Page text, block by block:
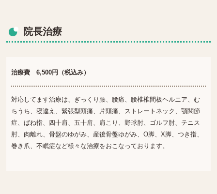
院長治療
治療費 6,500円（税込み）
対応してます治療は、ぎっくり腰、腰痛、腰椎椎間板ヘルニア、む
ちうち、寝違え、緊張型頭痛、片頭痛、ストレートネック、顎関節
症、ばね指、四十肩、五十肩、肩こり、野球肘、ゴルフ肘、テニス
肘、肉離れ、骨盤のゆがみ、産後骨盤ゆがみ、O脚、X脚、つき指、
巻き爪、不眠症など様々な治療をおこなっております。